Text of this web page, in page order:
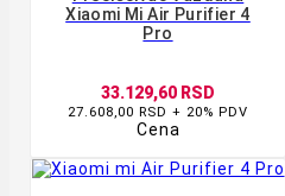
Xiaomi Mi Air Purifier 4
Pro
33.129,60 RSD
27.608,00 RSD + 20% PDV
Cena